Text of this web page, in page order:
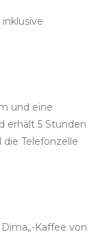
und eine
erhält 5 Stunden
Telefonzelle
Kaffee von